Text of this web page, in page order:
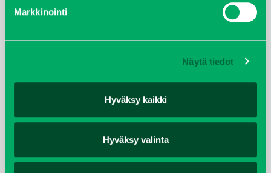
Markkinointi
Näytä tiedot
Hyväksy kaikki
Hyväksy valinta
tammikuu 2021
joulukuu 2019